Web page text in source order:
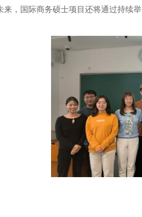
来，国际商务硕士项目还将通过持续